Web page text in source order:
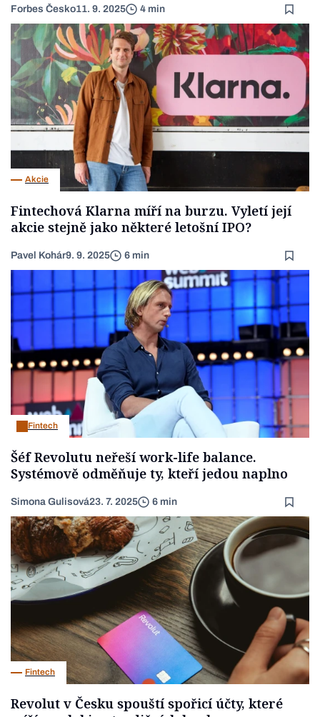
Forbes Česko11. 9. 2025 4 min
Akcie
Fintechová Klarna míří na burzu. Vyletí její
akcie stejně jako některé letošní IPO?
Pavel Kohár9. 9. 2025 6 min
Fintech
Šéf Revolutu neřeší work-life balance.
Systémově odměňuje ty, kteří jedou naplno
Simona Gulisová23. 7. 2025 6 min
Fintech
Revolut v Česku spouští spořicí účty, které